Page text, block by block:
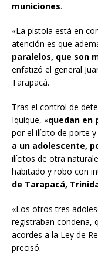
municiones.
«La pistola está en
atención es que
paralelos, que son
enfatizó el general
Tarapacá.
Tras el control de
Iquique, «quedan en
por el ilícito de porte
a un adolescente,
ilícitos de otra
habitado y robo con
de Tarapacá,
«Los otros tres
registraban condena,
acordes a la Ley de
precisó.